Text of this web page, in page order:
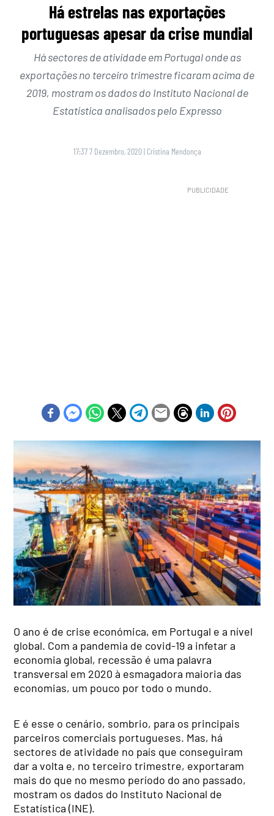
Há estrelas nas exportações
portuguesas apesar da crise mundial
Há sectores de atividade em Portugal onde as
exportações no terceiro trimestre ficaram acima de
2019, mostram os dados do Instituto Nacional de
Estatística analisados pelo Expresso
17:37 7 Dezembro, 2020 | Cristina Mendonça
O ano é de crise económica, em Portugal e a nível
global. Com a pandemia de covid-19 a infetar a
economia global, recessão é uma palavra
transversal em 2020 à esmagadora maioria das
economias, um pouco por todo o mundo.
E é esse o cenário, sombrio, para os principais
parceiros comerciais portugueses. Mas, há
sectores de atividade no país que conseguiram
dar a volta e, no terceiro trimestre, exportaram
mais do que no mesmo período do ano passado,
mostram os dados do Instituto Nacional de
Estatística (INE).